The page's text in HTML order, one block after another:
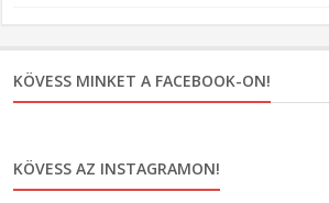
KÖVESS MINKET A FACEBOOK-ON!
KÖVESS AZ INSTAGRAMON!